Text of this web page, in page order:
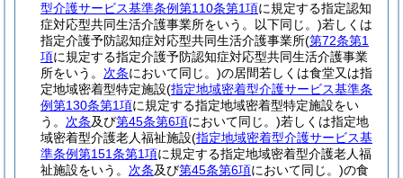
型介護サービス基準条例第110条第1項に規定する指定認知
症対応型共同生活介護事業所をいう。以下同じ。)若しくは
指定介護予防認知症対応型共同生活介護事業所(第72条第1
項に規定する指定介護予防認知症対応型共同生活介護事業
所をいう。 次条において同じ。)の居間若しくは食堂又は指
定地域密着型特定施設(指定地域密着型介護サービス基準条
例第130条第1項に規定する指定地域密着型特定施設をい
う。 次条及び第45条第6項において同じ。)若しくは指定地
域密着型介護老人福祉施設(指定地域密着型介護サービス基
準条例第151条第1項に規定する指定地域密着型介護老人福
祉施設をいう。 次条及び第45条第6項において同じ。)の食